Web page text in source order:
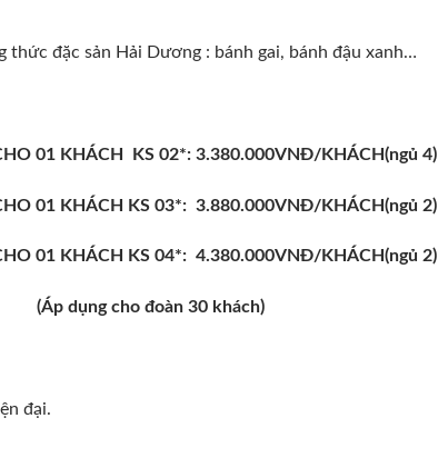
đặc sản Hải Dương : bánh gai, bánh đậu xanh…
01 KHÁCH KS 02*: 3.380.000VNĐ/KHÁCH(ngủ 4)
01 KHÁCH KS 03*: 3.880.000VNĐ/KHÁCH(ngủ 2)
01 KHÁCH KS 04*: 4.380.000VNĐ/KHÁCH(ngủ 2)
(Áp dụng cho đoàn 30 khách)
đại.